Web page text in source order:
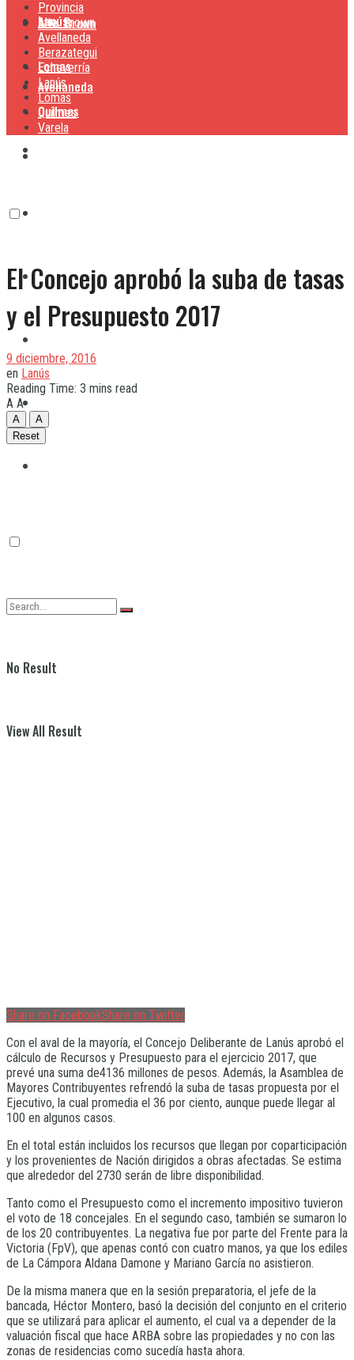
Lanús
Lomas
Quilmes
Alte. Brown
Avellaneda
Lanús
No Result
View All Result
Provincia
Alte. Brown
Avellaneda
Berazategui
Echeverría
Lanús
Lomas
Quilmes
Varela
El Concejo aprobó la suba de tasas
y el Presupuesto 2017
9 diciembre, 2016
en Lanús
Reading Time: 3 mins read
A A
A
A
Reset
Share on FacebookShare on Twitter
Con el aval de la mayoría, el Concejo Deliberante de Lanús aprobó el
cálculo de Recursos y Presupuesto para el ejercicio 2017, que
prevé una suma de4136 millones de pesos. Además, la Asamblea de
Mayores Contribuyentes refrendó la suba de tasas propuesta por el
Ejecutivo, la cual promedia el 36 por ciento, aunque puede llegar al
100 en algunos casos.
En el total están incluidos los recursos que llegan por coparticipación
y los provenientes de Nación dirigidos a obras afectadas. Se estima
que alrededor del 2730 serán de libre disponibilidad.
Tanto como el Presupuesto como el incremento impositivo tuvieron
el voto de 18 concejales. En el segundo caso, también se sumaron lo
de los 20 contribuyentes. La negativa fue por parte del Frente para la
Victoria (FpV), que apenas contó con cuatro manos, ya que los ediles
de La Cámpora Aldana Damone y Mariano García no asistieron.
De la misma manera que en la sesión preparatoria, el jefe de la
bancada, Héctor Montero, basó la decisión del conjunto en el criterio
que se utilizará para aplicar el aumento, el cual va a depender de la
valuación fiscal que hace ARBA sobre las propiedades y no con las
zonas de residencias como sucedía hasta ahora.